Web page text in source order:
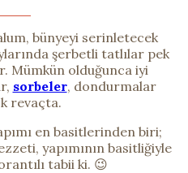
bünyeyi serinletecek
şerbetli tatlılar pek
Mümkün olduğunca iyi
sorbeler, dondurmalar
revaçta.
en basitlerinden biri;
yapımının basitliğiyle
tabii ki. 😉